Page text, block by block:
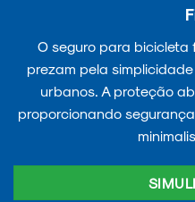
O seguro para
prezam pela
urbanos. A proteção
proporcionando